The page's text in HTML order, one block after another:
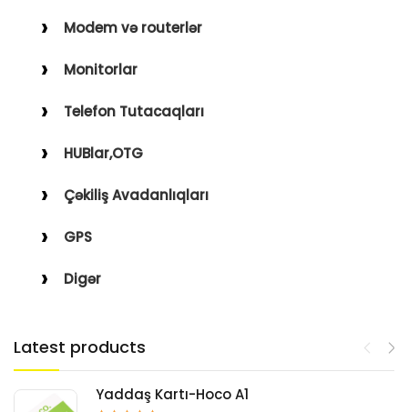
Modem və routerlər
Monitorlar
Telefon Tutacaqları
HUBlar,OTG
Çəkiliş Avadanlıqları
GPS
Digər
Latest products
Yaddaş Kartı-Hoco A1